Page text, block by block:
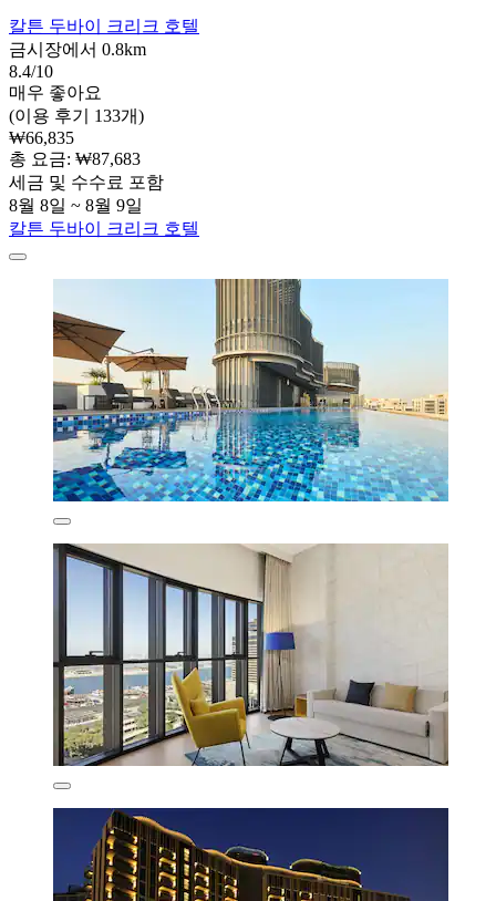
칼튼 두바이 크리크 호텔
금시장에서 0.8km
8.4/10
매우 좋아요
(이용 후기 133개)
₩66,835
총 요금: ₩87,683
세금 및 수수료 포함
8월 8일 ~ 8월 9일
칼튼 두바이 크리크 호텔